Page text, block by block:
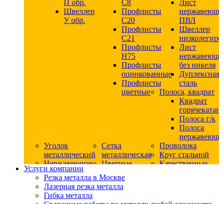
П обр.
Швеллер
У обр.
С8
Профлисты
С20
Профлисты
C21
Профлисты
Н75
Профлисты
оцинкованные
Профлисты
цветные
Лист
ПВЛ
Швеллер
Лист
без никеля
Дуплексная
сталь
Полоса, квадрат
Квадрат
Полоса г/к
Полоса
Уголок
металлический
Сетка
металлическая
Проволока
Круг стальной
Нержавеющая
сталь
Квадрат
нержавеющий
никельсодержащий
Цветные
Шестигранник
дюралевый
Качественные
Услуги компании
Резка металла в Москве
Лазерная резка металла
Гибка металла